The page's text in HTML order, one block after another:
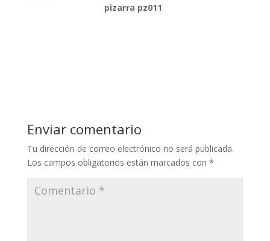
pizarra pz011
Enviar comentario
Tu dirección de correo electrónico no será publicada.
Los campos obligatorios están marcados con *